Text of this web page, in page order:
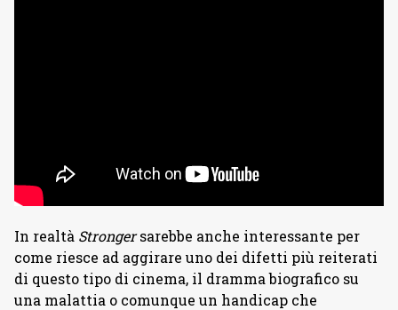
In realtà Strongersarebbe anche interessante per
come riesce ad aggirare uno dei difetti più reiterati
di questo tipo di cinema, il dramma biografico su
una malattia o comunque un handicap che